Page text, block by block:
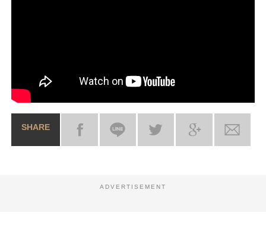
SHARE
ADVERTISEMENT